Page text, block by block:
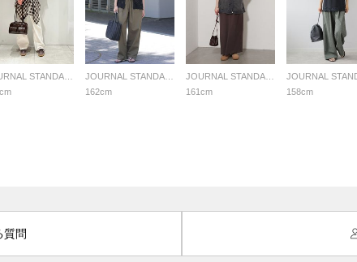
162cm
161cm
158cm
質問